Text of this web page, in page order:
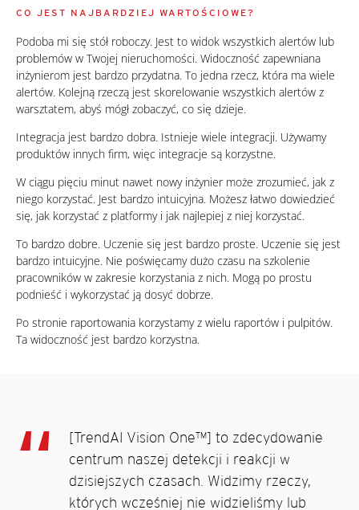
CO JEST NAJBARDZIEJ WARTOŚCIOWE?
Podoba mi się stół roboczy. Jest to widok wszystkich alertów lub
problemów w Twojej nieruchomości. Widoczność zapewniana
inżynierom jest bardzo przydatna. To jedna rzecz, która ma wiele
alertów. Kolejną rzeczą jest skorelowanie wszystkich alertów z
warsztatem, abyś mógł zobaczyć, co się dzieje.
Integracja jest bardzo dobra. Istnieje wiele integracji. Używamy
produktów innych firm, więc integracje są korzystne.
W ciągu pięciu minut nawet nowy inżynier może zrozumieć, jak z
niego korzystać. Jest bardzo intuicyjna. Możesz łatwo dowiedzieć
się, jak korzystać z platformy i jak najlepiej z niej korzystać.
To bardzo dobre. Uczenie się jest bardzo proste. Uczenie się jest
bardzo intuicyjne. Nie poświęcamy dużo czasu na szkolenie
pracowników w zakresie korzystania z nich. Mogą po prostu
podnieść i wykorzystać ją dosyć dobrze.
Po stronie raportowania korzystamy z wielu raportów i pulpitów.
Ta widoczność jest bardzo korzystna.
[TrendAI Vision One™] to zdecydowanie
centrum naszej detekcji i reakcji w
dzisiejszych czasach. Widzimy rzeczy,
których wcześniej nie widzieliśmy lub